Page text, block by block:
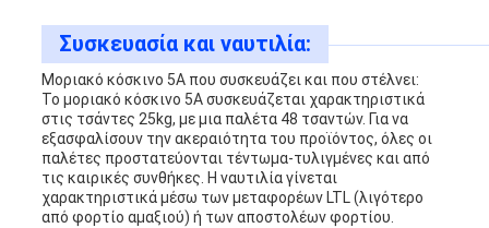
Συσκευασία και ναυτιλία:
Μοριακό κόσκινο 5A που συσκευάζει και που στέλνει:
Το μοριακό κόσκινο 5A συσκευάζεται χαρακτηριστικά
στις τσάντες 25kg, με μια παλέτα 48 τσαντών. Για να
εξασφαλίσουν την ακεραιότητα του προϊόντος, όλες οι
παλέτες προστατεύονται τέντωμα-τυλιγμένες και από
τις καιρικές συνθήκες. Η ναυτιλία γίνεται
χαρακτηριστικά μέσω των μεταφορέων LTL (λιγότερο
από φορτίο αμαξιού) ή των αποστολέων φορτίου.